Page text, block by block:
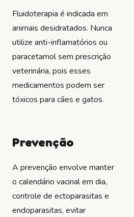
Fluidoterapia é indicada em
animais desidratados. Nunca
utilize anti-inflamatórios ou
paracetamol sem prescrição
veterinária, pois esses
medicamentos podem ser
tóxicos para cães e gatos.
Prevenção
A prevenção envolve manter
o calendário vacinal em dia,
controle de ectoparasitas e
endoparasitas, evitar